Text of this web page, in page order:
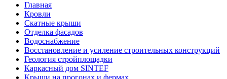
Главная
Кровли
Скатные крыши
Отделка фасадов
Водоснабжение
Восстановление и усиление строительных конструкций
Геология стройплощадки
Каркасный дом SINTEF
Крыши на прогонах и фермах